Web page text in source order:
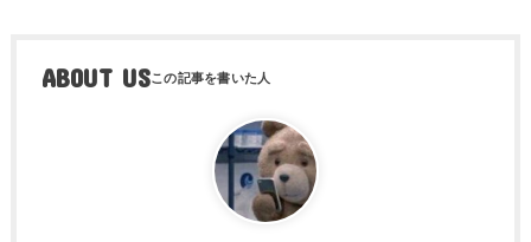
ABOUT US